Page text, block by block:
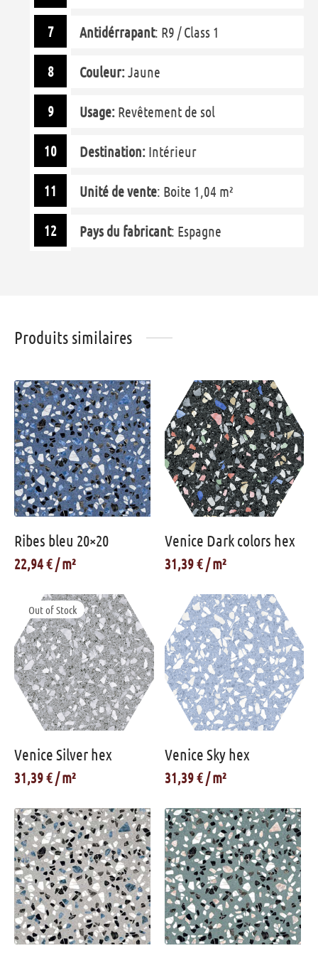
Antidérrapant: R9 / Class 1
Couleur:Jaune
Usage: Revêtement de sol
Destination: Intérieur
Unité de vente: Boite 1,04 m²
Pays du fabricant: Espagne
Produits similaires
Ribes bleu 20×20
22,94€
Venice Dark colors hex
31,39€
Out of Stock
Venice Silver hex
31,39€
Venice Sky hex
31,39€